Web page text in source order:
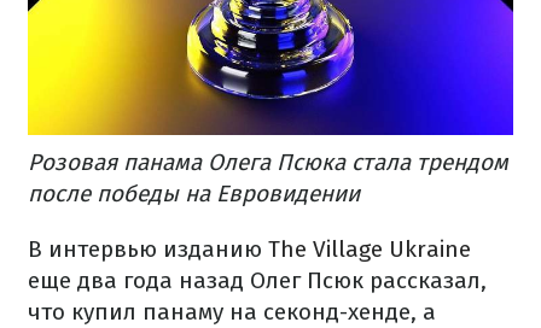
Розовая панама Олега Псюка стала трендом
после победы на Евровидении
В интервью изданию The Village Ukraine
еще два года назад Олег Псюк рассказал,
что купил панаму на секонд-хенде, а